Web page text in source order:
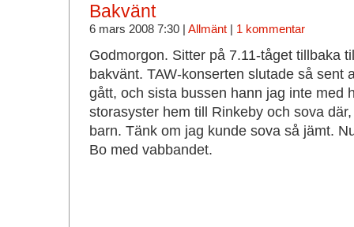
Bakvänt
6 mars 2008 7:30 | Allmänt| 1 kommentar
Godmorgon. Sitter på 7.11-tåget tillbaka
bakvänt. TAW-konserten slutade så sent
gått, och sista bussen hann jag inte med
storasyster hem till Rinkeby och sova
barn. Tänk om jag kunde sova så jämt.
Bo med vabbandet.